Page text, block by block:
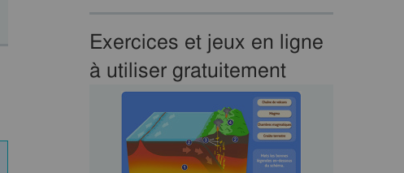
Exercices et jeux en ligne
à utiliser gratuitement